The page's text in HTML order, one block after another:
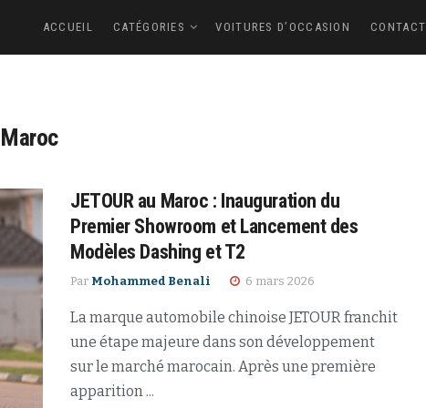
ACCUEIL CATÉGORIES VOITURES D’OCCASION CONTACT
JETOUR au Maroc : Inauguration du
Premier Showroom et Lancement des
Modèles Dashing et T2
Par Mohammed Benali 6 mars 2026
La marque automobile chinoise JETOUR franchit
une étape majeure dans son développement
sur le marché marocain. Après une première
apparition ...